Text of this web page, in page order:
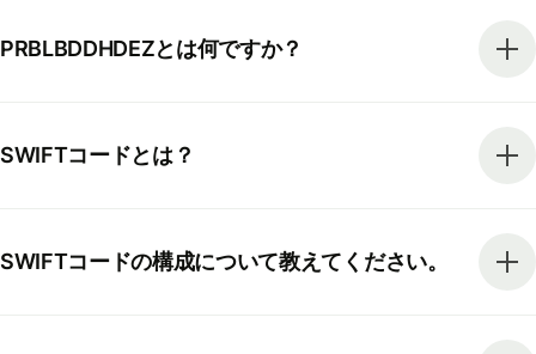
PRBLBDDHDEZとは何ですか？
SWIFTコードとは？
SWIFTコードの構成について教えてください。